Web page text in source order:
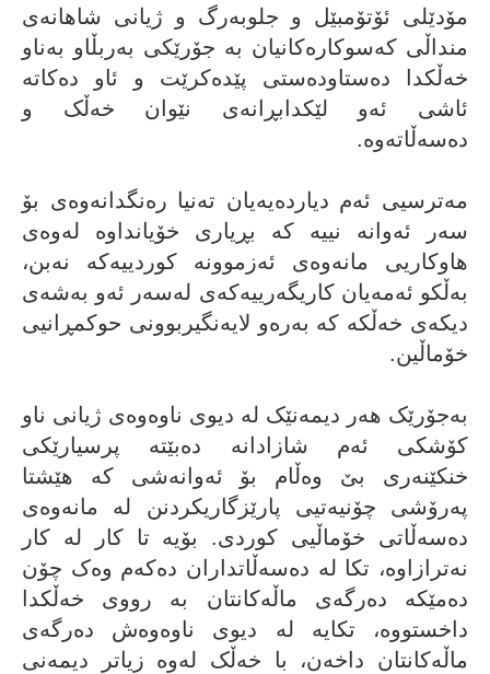
مۆدێلى ئۆتۆمبێل و جلوبەرگ و ژیانى شاهانەى
منداڵى کەسوکارەکانیان بە جۆرێکى بەربڵاو بەناو
خەڵکدا دەستاودەستى پێدەکرێت و ئاو دەکاتە
ئاشى ئەو لێکدابڕانەى نێوان خەڵک و
دەسەڵاتەوە.
مەترسیی ئەم دیاردەیەیان تەنیا رەنگدانەوەی بۆ
سەر ئەوانە نییە کە بڕیاری خۆیانداوە لەوەی
هاوکاریی مانەوەی ئەزموونە کوردییەکە نەبن،
بەڵکو ئەمەیان کاریگەرییەکەی لەسەر ئەو بەشەی
دیکەی خەڵکە کە بەرەو لایەنگیربوونی حوکمڕانیی
خۆماڵین.
بەجۆرێک هەر دیمەنێک لە دیوى ناوەوەى ژیانى ناو
کۆشکى ئەم شازادانە دەبێتە پرسیارێکى
خنکێنەرى بێ وەڵام بۆ ئەوانەشى کە هێشتا
پەرۆشى چۆنیەتیی پارێزگاریکردنن لە مانەوەى
دەسەڵاتى خۆماڵیی کوردى. بۆیە تا کار لە کار
نەترازاوە، تکا لە دەسەڵاتداران دەکەم وەک چۆن
دەمێکە دەرگەى ماڵەکانتان بە رووى خەڵکدا
داخستووە، تکایە لە دیوى ناوەوەش دەرگەى
ماڵەکانتان داخەن، با خەڵک لەوە زیاتر دیمەنى